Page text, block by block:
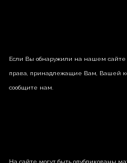
Если Вы обнаружили на нашем
права, принадлежащие Вам, Вашей
сообщите нам.
На сайте могут быть опубликованы